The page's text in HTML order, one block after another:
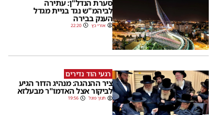
סערת הנדל"ן: עתירה
לביהמ"ש נגד בניית מגדל
הענק בבירה
אורי כץ 22:20
רגעי הוד נדירים
ציר ההנהגה: מנהיג הדור הגיע
לביקור אצל האדמו"ר מבעלזא
חנוך פוגל 19:56